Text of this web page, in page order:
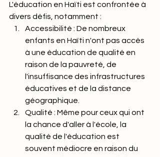
L'éducation en Haïti est confrontée à
divers défis, notamment :
Accessibilité : De nombreux
enfants en Haïti n'ont pas accès
à une éducation de qualité en
raison de la pauvreté, de
l'insuffisance des infrastructures
éducatives et de la distance
géographique.
Qualité : Même pour ceux qui ont
la chance d'aller à l'école, la
qualité de l'éducation est
souvent médiocre en raison du